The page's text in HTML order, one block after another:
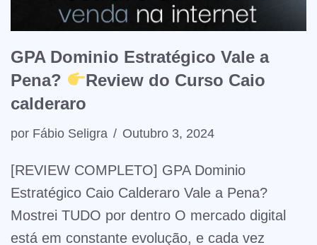
GPA Dominio Estratégico Vale a
Pena?
Review do Curso Caio
calderaro
por Fábio Seligra Outubro 3, 2024
[REVIEW COMPLETO] GPA Dominio
Estratégico Caio Calderaro Vale a Pena?
Mostrei TUDO por dentro O mercado digital
está em constante evolução, e cada vez